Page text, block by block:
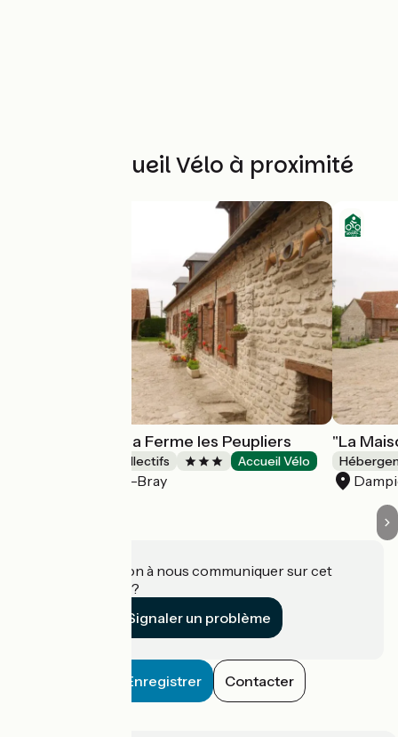
Autres Accueil Vélo à proximité
"Le Clos Fleuri" la Ferme les Peupliers
Hébergements collectifs Accueil Vélo
Dampierre-en-Bray
"La
Une information à nous communiquer sur cet
établissement ?
Signaler un problème
Enregistrer Contacter